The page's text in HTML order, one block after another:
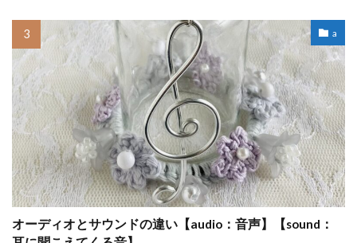
a
オーディオとサウンドの違い【audio：音声】【sound：